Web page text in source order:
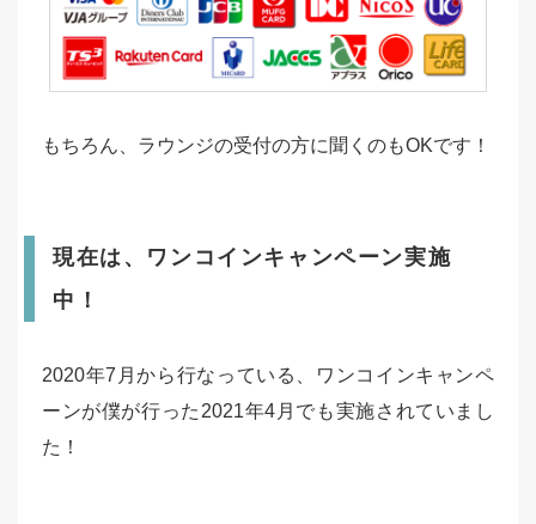
もちろん、ラウンジの受付の方に聞くのもOKです！
現在は、ワンコインキャンペーン実施
中！
2020年7月から行なっている、ワンコインキャンペ
ーンが僕が行った2021年4月でも実施されていまし
た！